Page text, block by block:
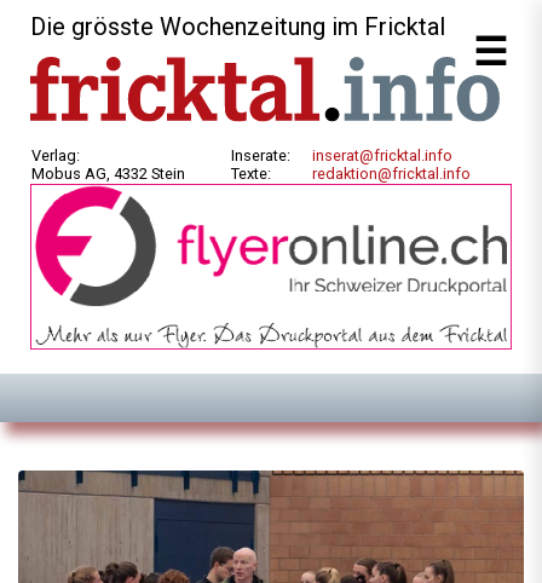
Die grösste Wochenzeitung im Fricktal
Verlag:
Mobus AG, 4332 Stein
Inserate:
Texte:
inserat@fricktal.info
redaktion@fricktal.info